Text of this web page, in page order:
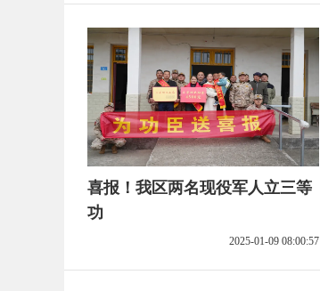
喜报！我区两名现役军人立三等
功
2025-01-09 08:00:57